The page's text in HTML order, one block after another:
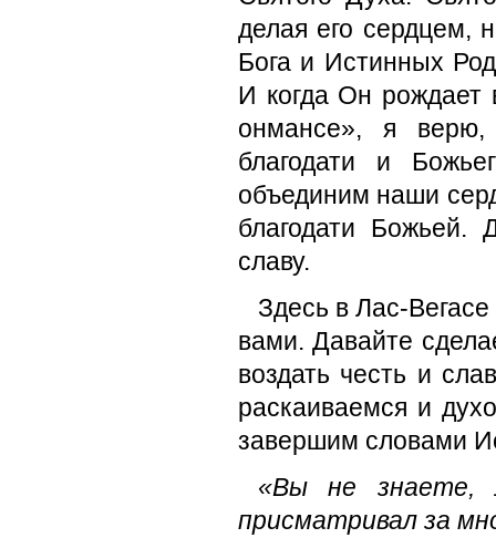
делая его сердцем,
Бога и Истинных
И когда Он рождает
онмансе», я верю,
благодати и
объединим наши
благодати Божьей.
славу.
Здесь в Лас-
вами. Давайте
воздать честь и
раскаиваемся и
завершим словами
«Вы не знаете,
присматривал за